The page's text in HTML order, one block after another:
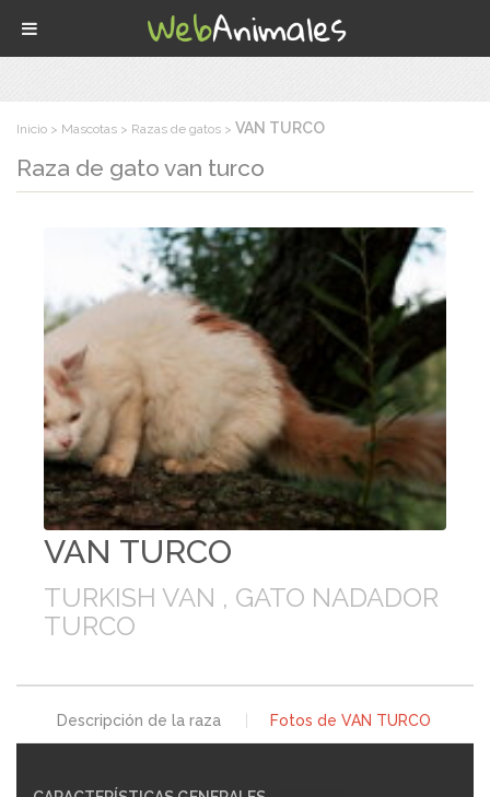
Inicio Mascotas Razas de gatos VAN TURCO
Raza de gato van turco
VAN TURCO
TURKISH VAN , GATO NADADOR
TURCO
Descripción de la raza Fotos de VAN TURCO